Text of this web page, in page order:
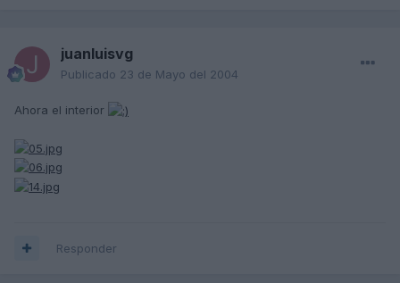
juanluisvg
Publicado 23 de Mayo del 2004
Ahora el interior
Responder